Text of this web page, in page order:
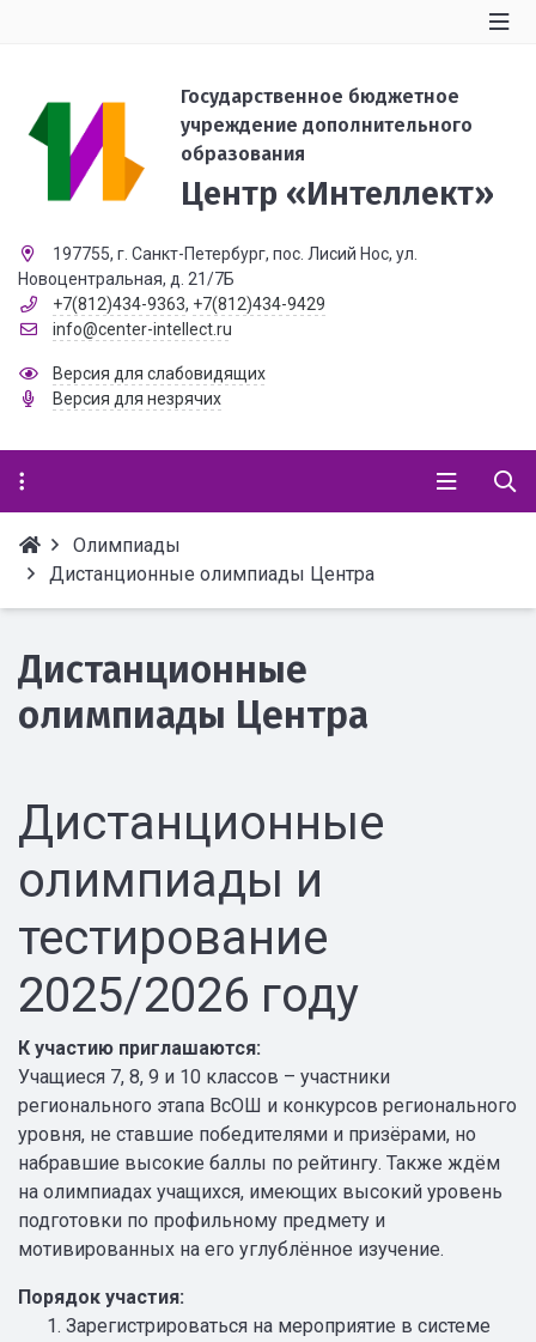
Государственное бюджетное
учреждение дополнительного
образования
Центр «Интеллект»
197755, г. Санкт-Петербург, пос. Лисий Нос, ул.
Новоцентральная, д. 21/7Б
+7(812)434-9363, +7(812)434-9429
info@center-intellect.ru
Версия для слабовидящих
Версия для незрячих
Олимпиады
Дистанционные олимпиады Центра
Дистанционные
олимпиады Центра
Дистанционные
олимпиады и
тестирование
2025/2026 году
К участию приглашаются:
Учащиеся 7, 8, 9 и 10 классов – участники
регионального этапа ВсОШ и конкурсов регионального
уровня, не ставшие победителями и призёрами, но
набравшие высокие баллы по рейтингу. Также ждём
на олимпиадах учащихся, имеющих высокий уровень
подготовки по профильному предмету и
мотивированных на его углублённое изучение.
Порядок участия:
Зарегистрироваться на мероприятие в системе